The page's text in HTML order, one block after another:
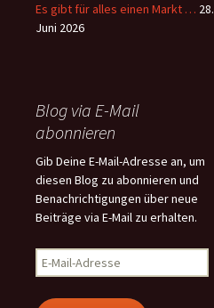
Es gibt für alles einen Markt … 28.
Juni 2026
Blog via E-Mail
abonnieren
Gib Deine E-Mail-Adresse an, um
diesen Blog zu abonnieren und
Benachrichtigungen über neue
Beiträge via E-Mail zu erhalten.
E-
Mail-